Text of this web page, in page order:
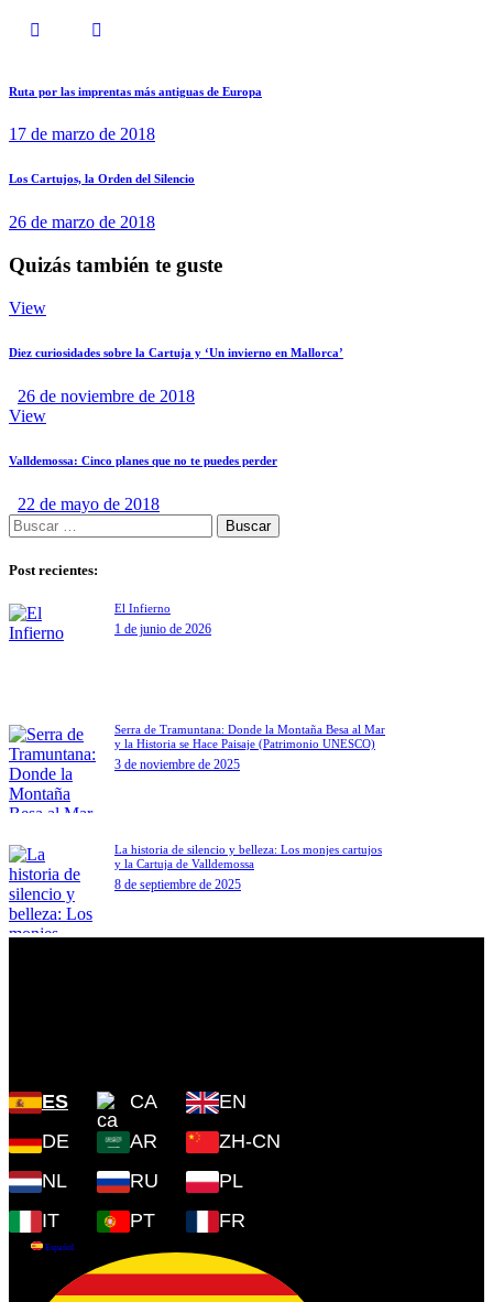
Ruta por las imprentas más antiguas de Europa
17 de marzo de 2018
Los Cartujos, la Orden del Silencio
26 de marzo de 2018
Quizás también te guste
View
Diez curiosidades sobre la Cartuja y ‘Un invierno en Mallorca’
26 de noviembre de 2018
View
Valldemossa: Cinco planes que no te puedes perder
22 de mayo de 2018
Post recientes:
El Infierno
1 de junio de 2026
Serra de Tramuntana: Donde la Montaña Besa al Mar
y la Historia se Hace Paisaje (Patrimonio UNESCO)
3 de noviembre de 2025
La historia de silencio y belleza: Los monjes cartujos
y la Cartuja de Valldemossa
8 de septiembre de 2025
ES CA
EN
DE
AR
ZH-CN
NL
RU
PL
IT
PT FR